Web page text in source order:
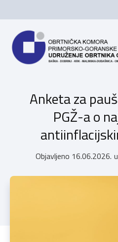
Anketa za
PGŽ-a o
Objavljeno 16.06.2026.